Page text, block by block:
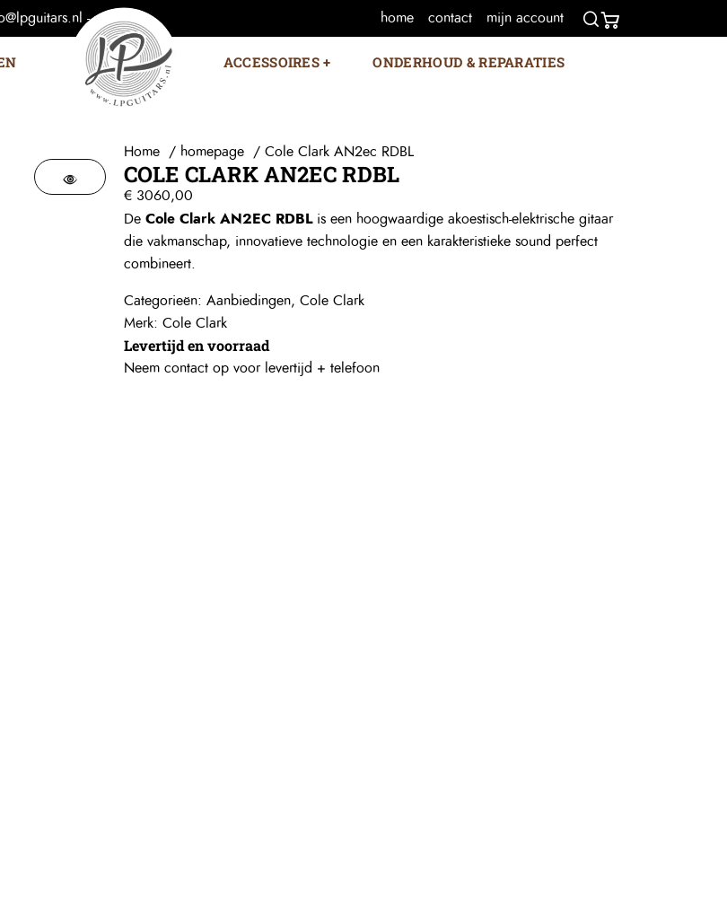
- home contact mijn account
ACCESSOIRES ONDERHOUD & REPARATIES
Home homepage Cole Clark AN2ec RDBL
COLE CLARK AN2EC RDBL
€ 3060,00
De Cole Clark AN2EC RDBLis een hoogwaardige akoestisch-elektrische gitaar
die vakmanschap, innovatieve technologie en een karakteristieke sound perfect
combineert.
Categorieën: Aanbiedingen, Cole Clark
Merk: Cole Clark
Levertijd en voorraad
Neem contact op voor levertijd + telefoon